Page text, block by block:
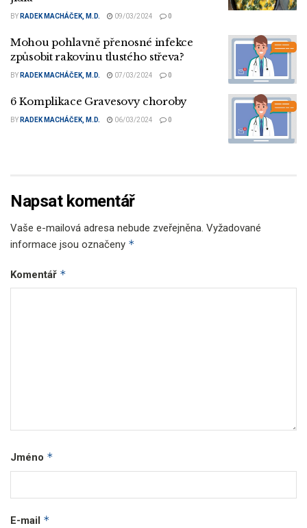
BY RADEK MACHÁČEK, M.D. 09/03/2024 0
Mohou pohlavně přenosné infekce
způsobit rakovinu tlustého střeva?
BY RADEK MACHÁČEK, M.D. 07/03/2024 0
6 Komplikace Gravesovy choroby
BY RADEK MACHÁČEK, M.D. 06/03/2024 0
Napsat komentář
Vaše e-mailová adresa nebude zveřejněna. Vyžadované
informace jsou označeny *
Komentář *
Jméno *
E-mail *